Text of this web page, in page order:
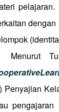
dengan
Menurut
Penyajian